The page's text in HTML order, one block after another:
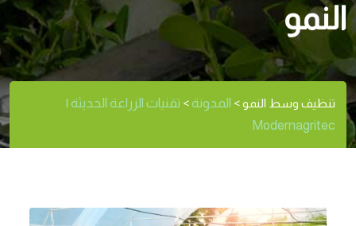
النمو
تنظيف وسط النمو> المدونة> تقنيات الزراعة الحديثة |
Modernagritec